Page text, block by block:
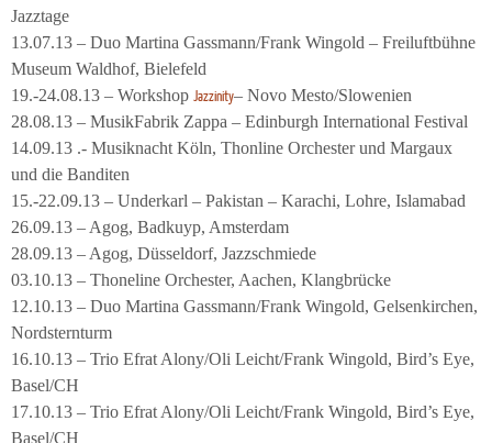
Jazztage
13.07.13 – Duo Martina Gassmann/Frank Wingold – Freiluftbühne
Museum Waldhof, Bielefeld
19.-24.08.13 – Workshop Jazzinity– Novo Mesto/Slowenien
28.08.13 – MusikFabrik Zappa – Edinburgh International Festival
14.09.13 .- Musiknacht Köln, Thonline Orchester und Margaux
und die Banditen
15.-22.09.13 – Underkarl – Pakistan – Karachi, Lohre, Islamabad
26.09.13 – Agog, Badkuyp, Amsterdam
28.09.13 – Agog, Düsseldorf, Jazzschmiede
03.10.13 – Thoneline Orchester, Aachen, Klangbrücke
12.10.13 – Duo Martina Gassmann/Frank Wingold, Gelsenkirchen,
Nordsternturm
16.10.13 – Trio Efrat Alony/Oli Leicht/Frank Wingold, Bird’s Eye,
Basel/CH
17.10.13 – Trio Efrat Alony/Oli Leicht/Frank Wingold, Bird’s Eye,
Basel/CH